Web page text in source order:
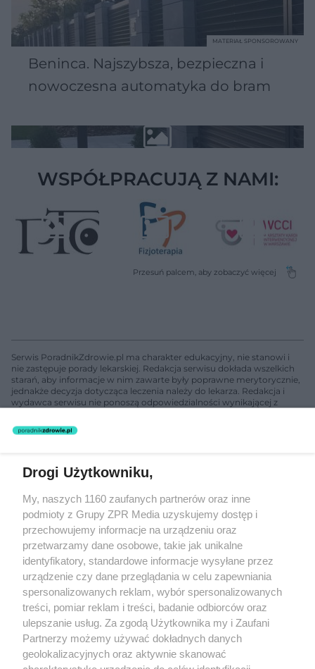
Beninca. Najszybsza, bezpieczna i
nowoczesna automatyka do bram
MATERIAŁ SPONSOROWANY
WSPÓŁPRACUJĄ Z NAMI:
Serwis PoradnikZdrowie.pl ma charakter edukacyjny, nie stanowi i
nie zastępuje porady lekarskiej. Redakcja serwisu dokłada wszelkich
starań, aby informacje w nim zawarte były poprawne merytorycznie,
jednakże decyzja dotycząca leczenia należy do lekarza. Redakcja i
wydawca serwisu nie ponoszą odpowiedzialności wynikającej z
nie prowadzi działalności leczniczej polegającej na udzielaniu
świadczeń zdrowotnych w rozumieniu art. 3 ust 1 ustawy o
Żaden utwór zamieszczony w serwisie nie może być powielany i
rozpowszechniany lub dalej rozpowszechniany w jakikolwiek sposób
(w tym także elektroniczny lub mechaniczny) na jakimkolwiek polu
eksploatacji w jakiejkolwiek formie, włącznie z umieszczaniem w
Internecie bez pisemnej zgody właściciela praw. Jakiekolwiek użycie
lub wykorzystanie utworów w całości lub w części z naruszeniem
prawa, tzn. bez właściwej zgody, jest zabronione pod groźbą kary i
może być ścigane prawnie.
Drogi Użytkowniku,
My, naszych 1160 zaufanych partnerów oraz inne
podmioty z Grupy ZPR Media uzyskujemy dostęp i
przechowujemy informacje na urządzeniu oraz
przetwarzamy dane osobowe, takie jak unikalne
identyfikatory, standardowe informacje wysyłane przez
urządzenie czy dane przeglądania w celu zapewniania
spersonalizowanych reklam, wybór spersonalizowanych
treści, pomiar reklam i treści, badanie odbiorców oraz
ulepszanie usług. Za zgodą Użytkownika my i Zaufani
Partnerzy możemy używać dokładnych danych
geolokalizacyjnych oraz aktywnie skanować